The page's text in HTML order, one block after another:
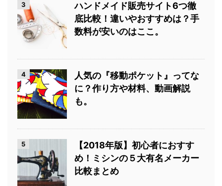
3
ハンドメイド販売サイト6つ徹
底比較！違いやおすすめは？手
数料が安いのはここ。
4
人気の『移動ポケット』ってな
に？作り方や材料、動画解説
も。
5
【2018年版】初心者におすす
め！ミシンの５大有名メーカー
比較まとめ